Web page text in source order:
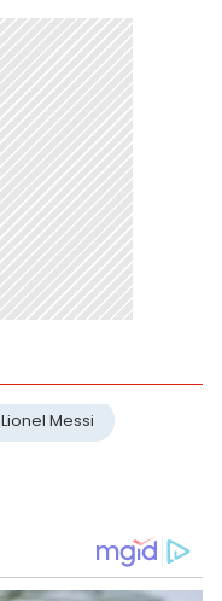
Lionel Messi